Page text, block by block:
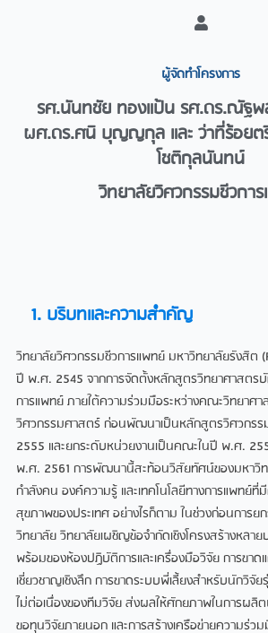
ผู้จัดทำโครงการ​
รศ.นันทชัย ทองแป้น รศ.ดร.ณัฐ
ผศ.ดร.ศนิ บุญญกุล และ ว่าที่ร้อย
โชติกุลนันทน์
วิทยาลัยวิศวกรรมชีวกา
1. บริบทและความสำคัญ
วิทยาลัยวิศวกรรมชีวการแพทย์ มหาวิทยาลัยรังสิต
ปี พ.ศ. 2545 จากการจัดตั้งหลักสูตรวิทยาศาสต
การแพทย์ ภายใต้ความร่วมมือระหว่างคณะวิทยาศ
วิศวกรรมศาสตร์ ก่อนพัฒนาเป็นหลักสูตรวิศวกรร
2555 และยกระดับหน่วยงานเป็นคณะในปี พ.ศ.
พ.ศ. 2561 การพัฒนานี้สะท้อนวิสัยทัศน์ของมหาวิท
กำลังคน องค์ความรู้ และเทคโนโลยีทางการแพทย์
สุขภาพของประเทศ อย่างไรก็ตาม ในช่วงก่อนการย
วิทยาลัย วิทยาลัยเผชิญข้อจำกัดเชิงโครงสร้างหลาย
พร้อมของห้องปฏิบัติการและเครื่องมือวิจัย การขา
เชี่ยวชาญเชิงลึก การขาดระบบพี่เลี้ยงสำหรับนักวิจั
ไม่ต่อเนื่องของทีมวิจัย ส่งผลให้ศักยภาพในการผลิ
ขอทุนวิจัยภายนอก และการสร้างเครือข่ายความร่ว